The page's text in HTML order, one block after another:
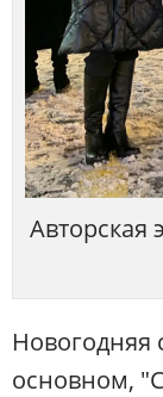
Авторская
Новогодняя
основном,